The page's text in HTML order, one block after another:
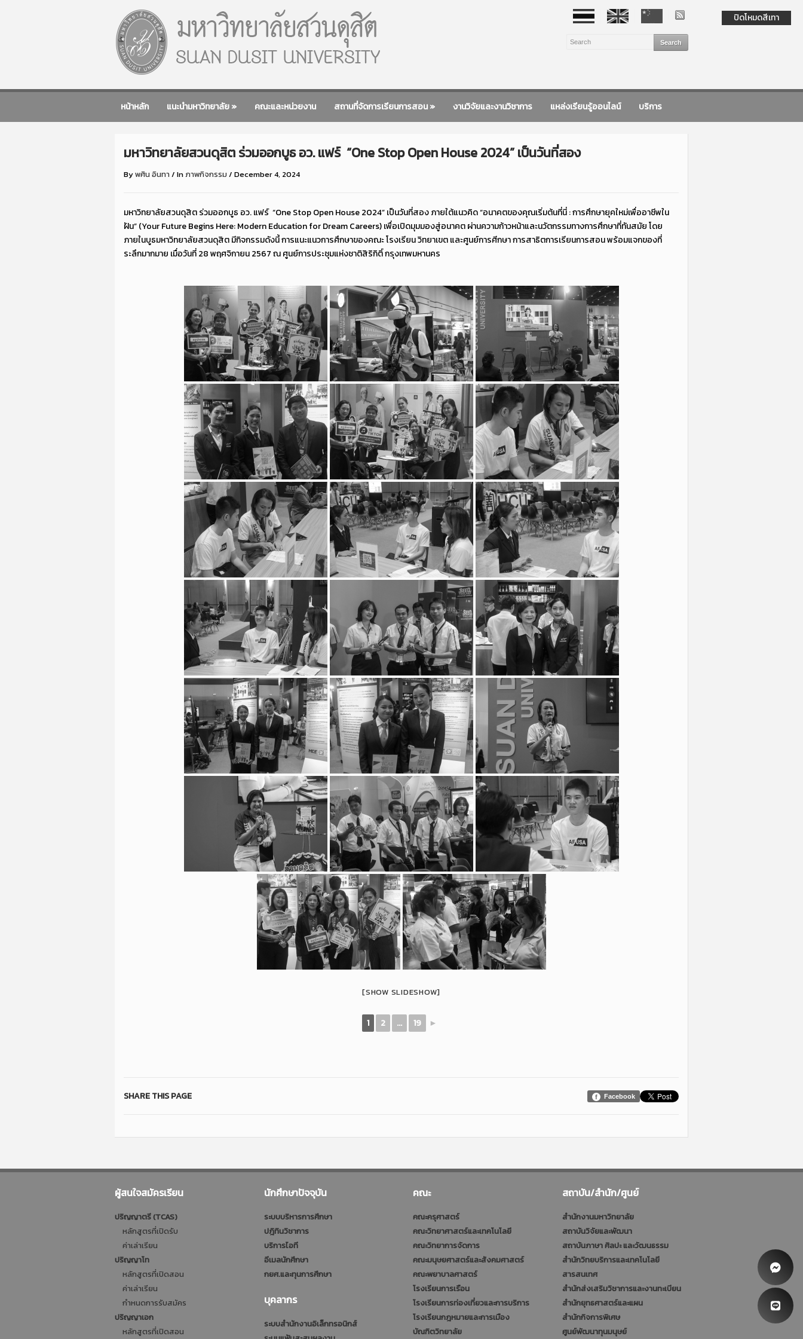
หน้าหลัก แนะนำมหาวิทยาลัย» คณะและหน่วยงาน สถานที่จัดการเรียนการสอน» งานวิจัยและงานวิชาการ แหล่งเรียนรู้ออนไลน์ บริการ
มหาวิทยาลัยสวนดุสิต ร่วมออกบูธ อว. แฟร์ “One Stop Open House 2024” เป็นวันที่สอง
Byพศิน อินทา/ Inภาพกิจกรรม / December 4, 2024
มหาวิทยาลัยสวนดุสิต ร่วมออกบูธ อว. แฟร์ “One Stop Open House 2024” เป็นวันที่สอง ภายใต้แนวคิด “อนาคตของคุณเริ่มต้นที่นี่ : การศึกษายุคใหม่เพื่ออาชีพใน
ฝัน” (Your Future Begins Here: Modern Education for Dream Careers) เพื่อเปิดมุมมองสู่อนาคต ผ่านความก้าวหน้าและนวัตกรรมทางการศึกษาที่ทันสมัย โดย
ภายในบูธมหาวิทยาลัยสวนดุสิต มีกิจกรรมดังนี้ การแนะแนวการศึกษาของคณะ โรงเรียน วิทยาเขต และศูนย์การศีกษา การสาธิตการเรียนการสอน พร้อมแจกของที่
ระลึกมากมาย เมื่อวันที่ 28 พฤศจิกายน 2567 ณ ศูนย์การประชุมแห่งชาติสิริกิติ์ กรุงเทพมหานคร
[SHOW SLIDESHOW]
1 2 ... 19 ►
Facebook
SHARE THIS PAGE
ผู้สนใจสมัครเรียน
ปริญญาตรี (TCAS)
หลักสูตรที่เปิดรับ
ค่าเล่าเรียน
ปริญญาโท
หลักสูตรที่เปิดสอน
ค่าเล่าเรียน
กำหนดการรับสมัคร
ปริญญาเอก
หลักสูตรที่เปิดสอน
นักศึกษาปัจจุบัน
ระบบบริหารการศึกษา
ปฎิทินวิชาการ
บริการไอที
อีเมลนักศึกษา
กยศ.และทุนการศึกษา
บุคลากร
ระบบสำนักงานอิเล็กทรอนิกส์
คณะ
คณะครุศาสตร์
คณะวิทยาศาสตร์และเทคโนโลยี
คณะวิทยาการจัดการ
คณะมนุษยศาสตร์และสังคมศาสตร์
คณะพยาบาลศาสตร์
โรงเรียนการเรือน
โรงเรียนการท่องเที่ยวและการบริการ
โรงเรียนกฎหมายและการเมือง
บัณฑิตวิทยาลัย
สถาบัน/สำนัก/ศูนย์
สำนักงานมหาวิทยาลัย
สถาบันวิจัยและพัฒนา
สถาบันภาษา ศิลปะ และวัฒนธรรม
สำนักวิทยบริการและเทคโนโลยี
สารสนเทศ
สำนักส่งเสริมวิชาการและงานทะเบียน
สำนักยุทธศาสตร์และแผน
สำนักกิจการพิเศษ
ศูนย์พัฒนาทุนมนุษย์
ปิดโหมดสีเทา